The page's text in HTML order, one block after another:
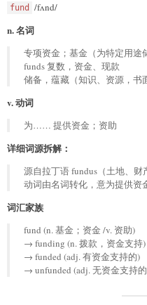
fund /fʌnd/
n. 名词
专项资金；基金（为特定用途
funds 复数，资金、现款
储备，蕴藏（知识、资源，书
v. 动词
为…… 提供资金；资助
详细词源拆解：
源自拉丁语 fundus（土地、
动词由名词转化，意为提供资
词汇家族
fund (n. 基金；资金 /v. 资助)
→ funding (n. 拨款，资金支持)
→ funded (adj. 有资金支持的)
→ unfunded (adj. 无资金支持